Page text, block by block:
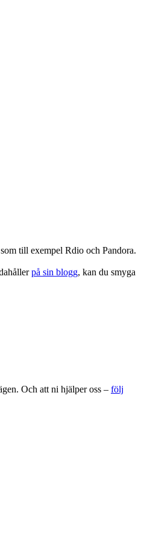
till exempel Rdio och Pandora.
på sin blogg, kan du smyga
Och att ni hjälper oss – följ